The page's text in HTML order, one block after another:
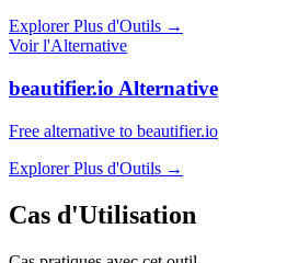
Explorer Plus d'Outils →
Voir l'Alternative
beautifier.io Alternative
Free alternative to beautifier.io
Explorer Plus d'Outils →
Cas d'Utilisation